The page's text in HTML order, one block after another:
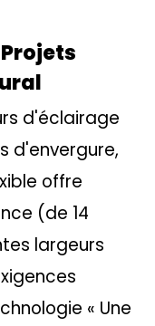
d'éclairage
d'envergure,
offre
(de 14
largeurs
« Une